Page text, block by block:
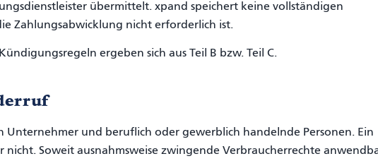
übermittelt. xpand speichert keine vollständigen
Zahlungsabwicklung nicht erforderlich ist.
ergeben sich aus Teil B bzw. Teil C.
Unternehmer und beruflich oder gewerblich handelnde Personen. Ein
Soweit ausnahmsweise zwingende Verbraucherrechte